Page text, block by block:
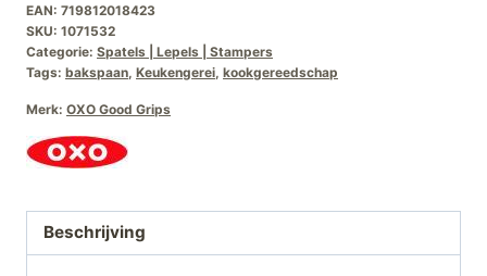
aantal
EAN: 719812018423
SKU: 1071532
Categorie: Spatels | Lepels | Stampers
Tags: bakspaan, Keukengerei, kookgereedschap
Merk: OXO Good Grips
Beschrijving